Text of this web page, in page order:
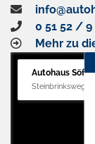
0 51 52 / 9
Mehr zu
Autohaus
Steinbrinksweg